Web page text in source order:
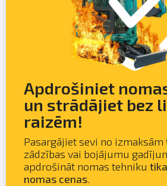
Apdrošiniet
un strādājiet bez
raizēm!
Pasargājiet sevi no izmaksām
zādzības vai bojājumu
apdrošināt nomas tehniku
nomas cenas.